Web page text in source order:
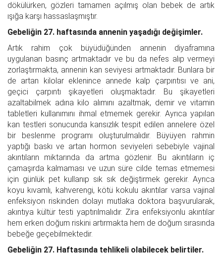
dökülürken, gözleri tamamen açılmış olan bebek de artık
ışığa karşı hassaslaşmıştır.
Gebeliğin 27. haftasında annenin yaşadığı değişimler.
Artık rahim çok büyüdüğünden annenin diyaframına
uygulanan basınç artmaktadır ve bu da nefes alıp vermeyi
zorlaştırmakta, annenin kan seviyesi artmaktadır. Bunlara bir
de artan kilolar eklenince annede kalp çarpıntısı ve ani,
geçici çarpıntı şikayetleri oluşmaktadır. Bu şikayetleri
azaltabilmek adına kilo alımını azaltmak, demir ve vitamin
tabletleri kullanımını ihmal etmemek gerekir. Ayrıca yapılan
kan testleri sonucunda kansızlık tespit edilen annelere özel
bir beslenme programı oluşturulmalıdır. Büyüyen rahmin
yaptığı baskı ve artan hormon seviyeleri sebebiyle vajinal
akıntıların miktarında da artma gözlenir. Bu akıntıların iç
çamaşırda kalmaması ve uzun süre cilde temas etmemesi
için günlük pet kullanıp sık sık değiştirmek gerekir. Ayrıca
koyu kıvamlı, kahverengi, kötü kokulu akıntılar varsa vajinal
enfeksiyon riskinden dolayı mutlaka doktora başvurularak,
akıntıya kültür testi yaptırılmalıdır. Zira enfeksiyonlu akıntılar
hem erken doğum riskini artırmakta hem de doğum sırasında
bebeğe geçebilmektedir.
Gebeliğin 27. Haftasında tehlikeli olabilecek belirtiler.